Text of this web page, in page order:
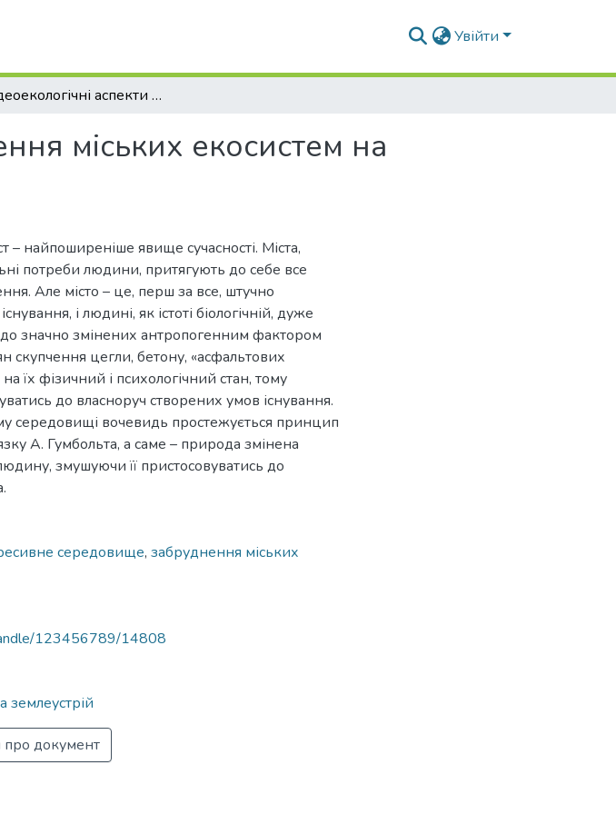
Увійти
Відеоекологічні аспекти забруднення міських екосистем на прикладі міста Мелітополь
міських екосистем на
– найпоширеніше явище сучасності. Міста,
потреби людини, притягують до себе все
Але місто – це, перш за все, штучно
і людині, як істоті біологічній, дуже
значно змінених антропогенним фактором
скупчення цегли, бетону, «асфальтових
їх фізичний і психологічний стан, тому
до власноруч створених умов існування.
середовищі вочевидь простежується принцип
А. Гумбольта, а саме – природа змінена
змушуючи її пристосовуватись до
середовище, забруднення міських
123456789/14808
землеустрій
про документ